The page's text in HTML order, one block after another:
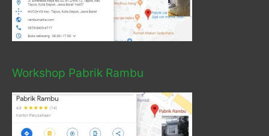
Workshop Pabrik Rambu